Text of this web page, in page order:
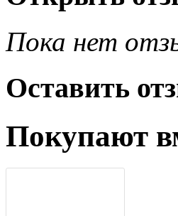
Пока нет
Оставить
Покупают